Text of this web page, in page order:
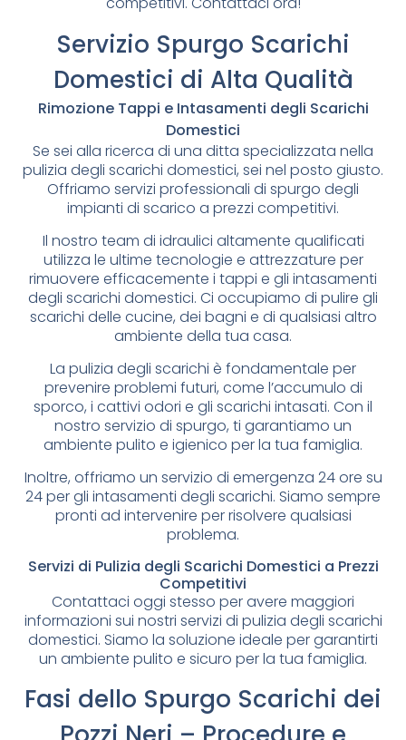
Servizio Spurgo Scarichi
Domestici di Alta Qualità
Rimozione Tappi e Intasamenti degli Scarichi
Domestici
Se sei alla ricerca di una ditta specializzata nella
pulizia degli scarichi domestici, sei nel posto giusto.
Offriamo servizi professionali di spurgo degli
impianti di scarico a prezzi competitivi.
Il nostro team di idraulici altamente qualificati
utilizza le ultime tecnologie e attrezzature per
rimuovere efficacemente i tappi e gli intasamenti
degli scarichi domestici. Ci occupiamo di pulire gli
scarichi delle cucine, dei bagni e di qualsiasi altro
ambiente della tua casa.
La pulizia degli scarichi è fondamentale per
prevenire problemi futuri, come l’accumulo di
sporco, i cattivi odori e gli scarichi intasati. Con il
nostro servizio di spurgo, ti garantiamo un
ambiente pulito e igienico per la tua famiglia.
Inoltre, offriamo un servizio di emergenza 24 ore su
24 per gli intasamenti degli scarichi. Siamo sempre
pronti ad intervenire per risolvere qualsiasi
problema.
Servizi di Pulizia degli Scarichi Domestici a Prezzi
Competitivi
Contattaci oggi stesso per avere maggiori
informazioni sui nostri servizi di pulizia degli scarichi
domestici. Siamo la soluzione ideale per garantirti
un ambiente pulito e sicuro per la tua famiglia.
Fasi dello Spurgo Scarichi dei